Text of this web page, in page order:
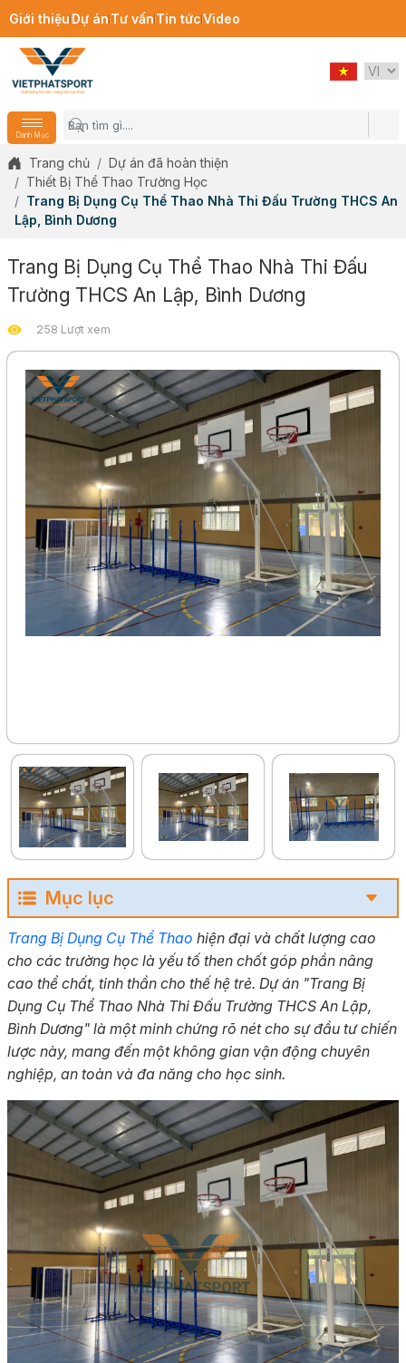
Giới thiệu Dự án Tư vấn Tin tứcVideo
Danh Mục
Trang chủ
Dự án đã hoàn thiện
Thiết Bị Thể Thao Trường Học
Trang Bị Dụng Cụ Thể Thao Nhà Thi Đấu Trường THCS An
Lập, Bình Dương
Trang Bị Dụng Cụ Thể Thao Nhà Thi Đấu
Trường THCS An Lập, Bình Dương
258 Lượt xem
Mục lục
Trang Bị Dụng Cụ Thể Thao hiện đại và chất lượng cao
cho các trường học là yếu tố then chốt góp phần nâng
cao thể chất, tinh thần cho thế hệ trẻ. Dự án "Trang Bị
Dụng Cụ Thể Thao Nhà Thi Đấu Trường THCS An Lập,
Bình Dương" là một minh chứng rõ nét cho sự đầu tư chiến
lược này, mang đến một không gian vận động chuyên
nghiệp, an toàn và đa năng cho học sinh.